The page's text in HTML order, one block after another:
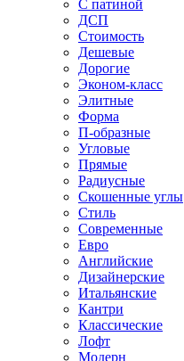
С патиной
ДСП
Стоимость
Дешевые
Дорогие
Эконом-класс
Элитные
Форма
П-образные
Угловые
Прямые
Радиусные
Скошенные углы
Стиль
Современные
Евро
Английские
Дизайнерские
Итальянские
Кантри
Классические
Лофт
Модерн